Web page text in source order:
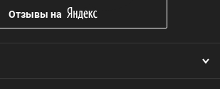
Отзывы на